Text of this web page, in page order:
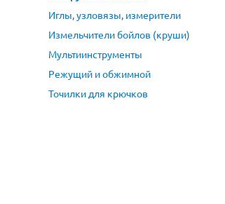
Иглы, узловязы, измерители
Измельчители бойлов (круши)
Мультиинструменты
Режущий и обжимной
Точилки для крючков